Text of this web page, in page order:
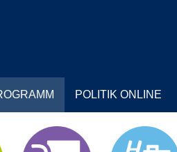
POLITIK ONLINE